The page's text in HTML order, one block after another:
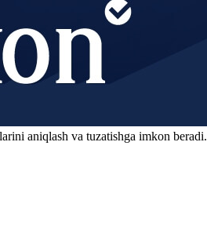
aniqlash va tuzatishga imkon beradi.